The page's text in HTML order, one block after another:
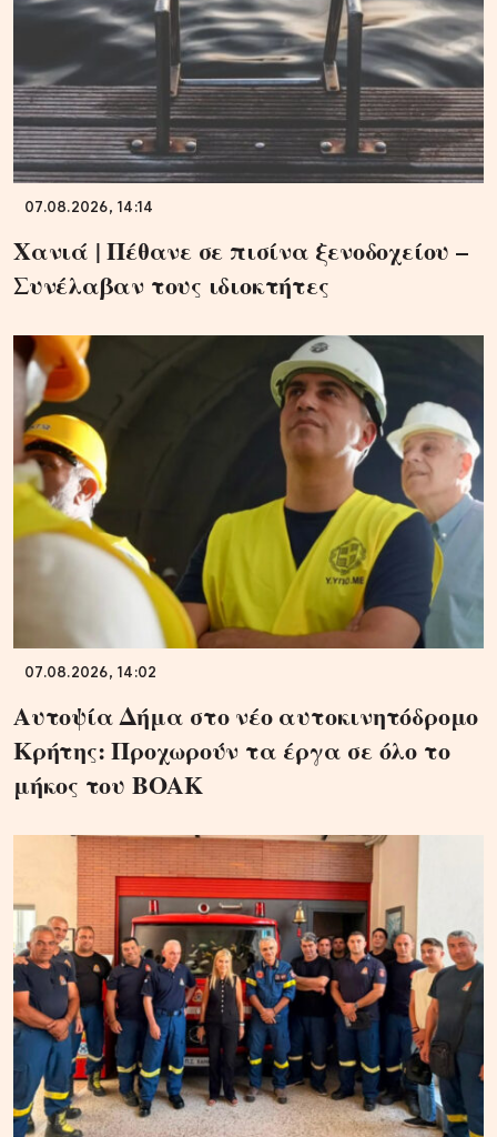
07.08.2026, 14:14
Χανιά | Πέθανε σε πισίνα ξενοδοχείου –
Συνέλαβαν τους ιδιοκτήτες
07.08.2026, 14:02
Αυτοψία Δήμα στο νέο αυτοκινητόδρομο
Κρήτης: Προχωρούν τα έργα σε όλο το
μήκος του ΒΟΑΚ